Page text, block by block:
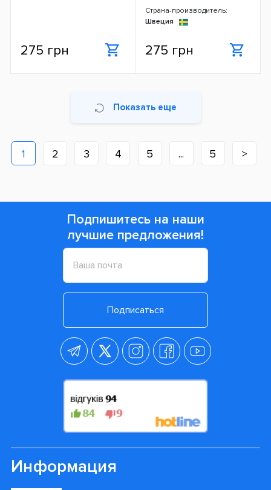
275 грн
Страна-производитель:
Швеция
275 грн
Показать еще
1 2 3 4 5 ... 5 >
Подпишитесь на наши
лучшие предложения!
Подписаться
Информация